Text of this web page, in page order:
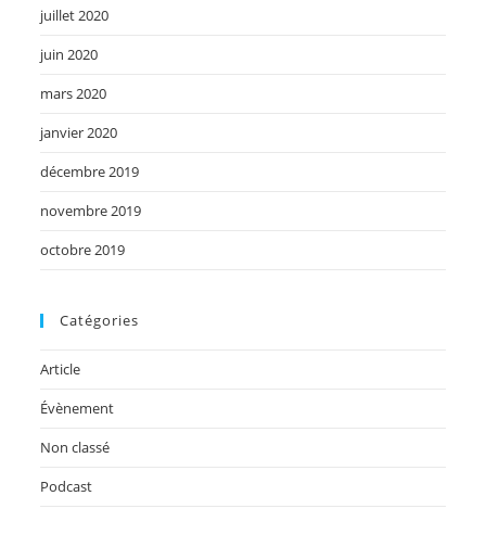
juillet 2020
juin 2020
mars 2020
janvier 2020
décembre 2019
novembre 2019
octobre 2019
Catégories
Article
Évènement
Non classé
Podcast